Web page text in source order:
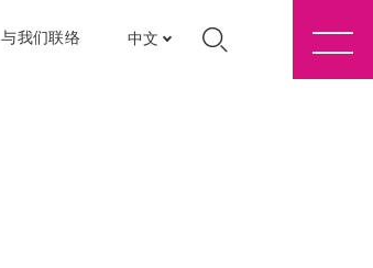
与我们联络 中文